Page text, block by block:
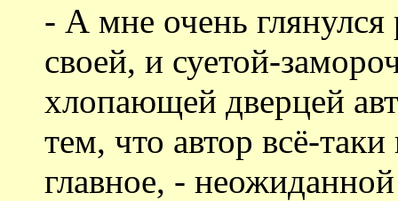
- А мне очень глянулся
своей, и суетой-
хлопающей дверцей
тем, что автор всё-
главное, -